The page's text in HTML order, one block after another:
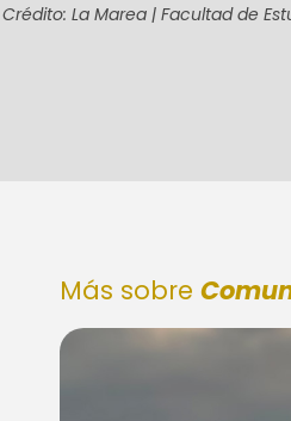
Crédito: La Marea | Facultad de
Más sobre